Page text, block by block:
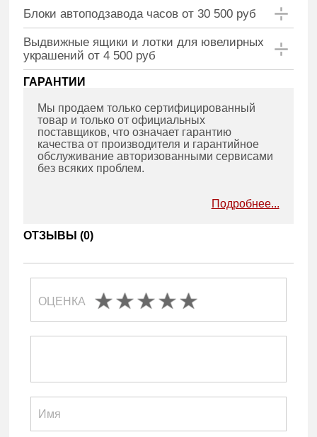
Блоки автоподзавода часов от 30 500 руб
Выдвижные ящики и лотки для ювелирных
украшений от 4 500 руб
ГАРАНТИИ
Мы продаем только сертифицированный
товар и только от официальных
поставщиков, что означает гарантию
качества от производителя и гарантийное
обслуживание авторизованными сервисами
без всяких проблем.
Подробнее...
ОТЗЫВЫ (0)
ОЦЕНКА